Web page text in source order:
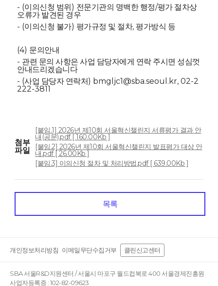
- (이의신청 범위 ) 전문기관의 명백한 행정/평가 절차상
오류가 발견된 경우
- (이의신청 불가) 평가규정 및 절차, 평가방식 등
(4) 문의안내
- 관련 문의 사항은 사업 담당자에게 연락 주시면 성심껏
안내드리겠습니다
- (사업 담당자 연락처) bmgljc1@sba.seoul.kr, 02-2
222-3811
첨부
파일
[붙임.1] 2026년 제10회 서울혁신챌린지 서류평가 결과 안
내(공문).pdf [ 160.00Kb ]
[붙임.2] 2026년 제10회 서울혁신챌린지 발표평가 대상 안
내.pdf [ 26.00Kb ]
[붙임.3] 이의신청 절차 및 처리방법.pdf [ 639.00Kb ]
목록
개인정보처리방침 이메일무단수집거부 클린신고센터
SBA 서울R&D지원센터 / 서울시 마포구 월드컵북로 400 서울경제진흥원
사업자등록증 : 102-82-09623